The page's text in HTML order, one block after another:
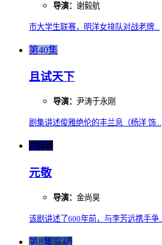
导演： 谢毅航
市大学生联赛，明洋女排队对战老牌...
第40集
且试天下
导演： 尹涛于永刚
剧集讲述俊雅绝伦的丰兰息（杨洋 饰...
前传2
元敬
导演： 金尚昊
该剧讲述了600年前，与李芳远携手争...
第8集完结